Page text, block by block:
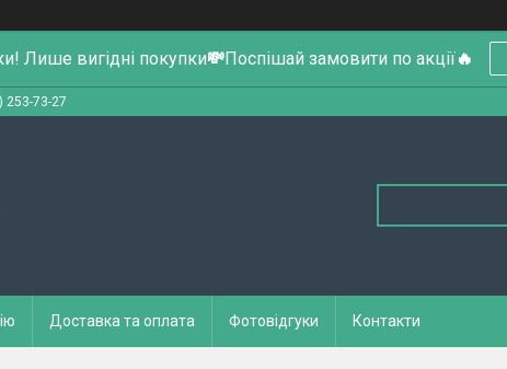
Лише вигідні покупки💸Поспішай замовити по акції🔥
253-73-27
Доставка та оплата Фотовідгуки Контакти